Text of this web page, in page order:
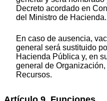
Decreto acordado en
del Ministro de Hacienda.
En caso de ausencia,
general será sustituido
Hacienda Pública y, en
general de
Recursos.